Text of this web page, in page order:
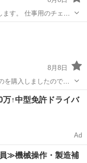
チェア
ます。 ヘッドレ
フットレストなどを
8月8日
を購入しましたので、
に来ていただける方
ご理解頂ける方へ。
万↑中型免許ドライバ
Ad
≫機械操作・製造補